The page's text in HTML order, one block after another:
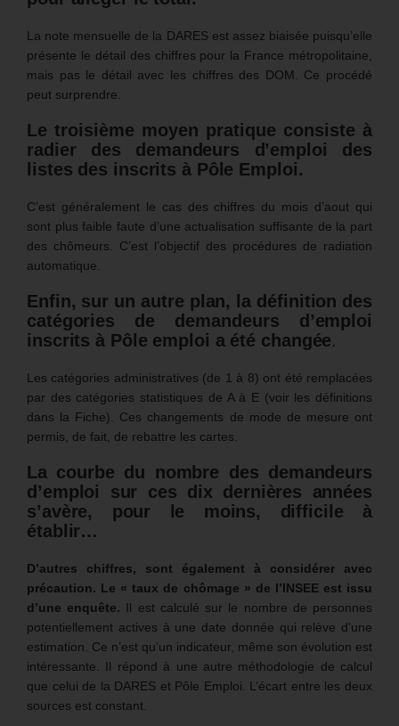
La note mensuelle de la DARES est assez biaisée puisqu’elle
présente le détail des chiffres pour la France métropolitaine,
mais pas le détail avec les chiffres des DOM. Ce procédé
peut surprendre.
Le troisième moyen pratique consiste à
radier des demandeurs d’emploi des
listes des inscrits à Pôle Emploi.
C’est généralement le cas des chiffres du mois d’aout qui
sont plus faible faute d’une actualisation suffisante de la part
des chômeurs. C’est l’objectif des procédures de radiation
automatique.
Enfin, sur un autre plan, la définition des
catégories de demandeurs d’emploi
inscrits à Pôle emploi a été changée.
Les catégories administratives (de 1 à 8) ont été remplacées
par des catégories statistiques de A à E (voir les définitions
dans la Fiche). Ces changements de mode de mesure ont
permis, de fait, de rebattre les cartes.
La courbe du nombre des demandeurs
d’emploi sur ces dix dernières années
s’avère, pour le moins, difficile à
établir…
D’autres chiffres, sont également à considérer avec
précaution. Le « taux de chômage » de l’INSEE est issu
d’une enquête. Il est calculé sur le nombre de personnes
potentiellement actives à une date donnée qui relève d’une
estimation. Ce n’est qu’un indicateur, même son évolution est
intéressante. Il répond à une autre méthodologie de calcul
que celui de la DARES et Pôle Emploi. L’écart entre les deux
sources est constant.